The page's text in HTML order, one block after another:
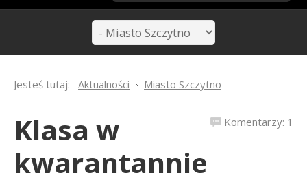
Jesteś tutaj: Aktualności Miasto Szczytno
Komentarzy: 1
Klasa w
kwarantannie